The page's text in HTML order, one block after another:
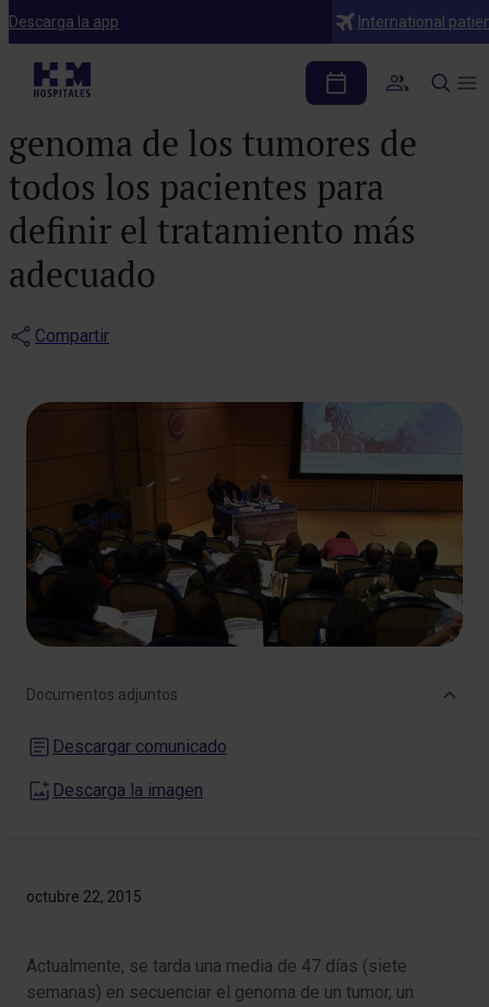
Descarga la app International
Notas de prensa
En los próximos años se
tenderá a secuenciar el
genoma de los tumores de
todos los pacientes para
definir el tratamiento más
adecuado
Compartir
octubre 22, 2015
Actualmente, se tarda una media de 47 días (siete
semanas) en secuenciar el genoma de un tumor, un
Documentos adjuntos
Descargar comunicado
Descarga la imagen